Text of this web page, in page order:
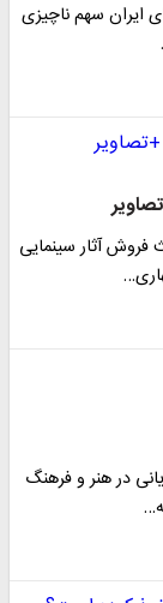
سهم ناچیزی
پایانی خرداد ماه ۱۳۹۷ بحث فروش آثار سینمایی
در هنر و فرهنگ